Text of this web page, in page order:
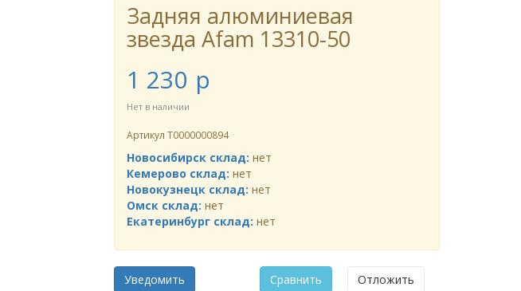
Задняя алюминиевая
звезда Afam 13310-50
1 230 p
Нет в наличии
Артикул Т0000000894
Новосибирск склад: нет
Кемерово склад: нет
Новокузнецк склад: нет
Омск склад: нет
Екатеринбург склад: нет
Уведомить Сравнить Отложить